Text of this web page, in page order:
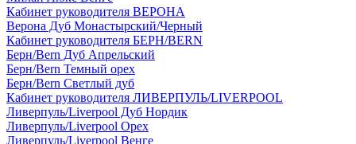
Кабинет руководителя ВЕРОНА
Верона Дуб Монастырский/Черный
Кабинет руководителя БЕРН/BERN
Берн/Bern Дуб Апрельский
Берн/Bern Темный орех
Берн/Bern Светлый дуб
Кабинет руководителя ЛИВЕРПУЛЬ/LIVERPOOL
Ливерпуль/Liverpool Дуб Нордик
Ливерпуль/Liverpool Орех
Ливерпуль/Liverpool Венге